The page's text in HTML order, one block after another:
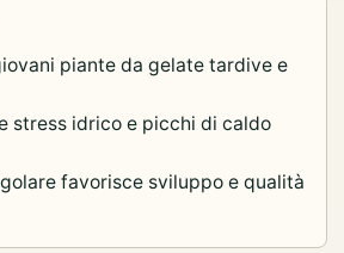
piante da gelate tardive e
stress idrico e picchi di caldo
favorisce sviluppo e qualità